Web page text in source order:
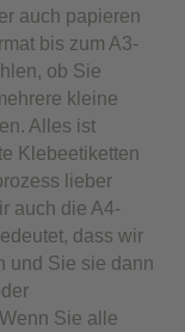
auch papieren
bis zum A3-
ob Sie
kleine
Alles ist
Klebeetiketten
lieber
auch die A4-
dass wir
und Sie sie dann
Sie alle